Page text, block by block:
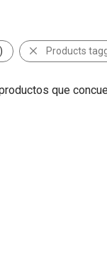
Products
que